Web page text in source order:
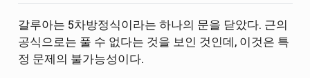
갈루아는 5차방정식이라는 하나의 문을 닫았다. 근의
공식으로는 풀 수 없다는 것을 보인 것인데, 이것은 특
정 문제의 불가능성이다.